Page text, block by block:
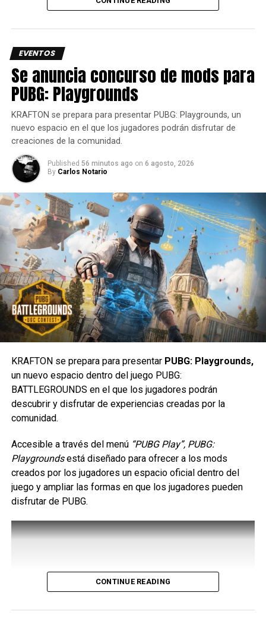
en el Reach y más. Juego competitivo robusto y nuevas
lasactualizacionesfuturas de Wildgate.
Wildgate es una entretenida propuestra que debes de
tener en la mira si eres fan de los FPS.
Siguenos en todas nuestrasredes sociales
enterado de lo más atractivo del mundo geek, además
suscríbete a nuestro canal deYoutubeypodcast
comments
RELATED TOPICS: CONTENIDO FPS
ROADMAP
WILDGATE
UP NEXT
Razer DeathAdder V4 Pro, Rendimiento y
Estilo de Vanguardia.
DON'T MISS
TWISTED METAL lanza nuevo trailer de su
segunda temporada
Esta historia surge de la aclamada etapa de Infernal
realizada por Johnson y Nic Klein, en la que una antigua
entidad maligna conocida como “The Eldest” (El
Primigenio) ha tomado el control del ser más fuerte que
existe.
Antes de que estalleHulk Warel próximo año, la saga
cobrará intensidad a través de una serie de cuatro
números únicos deInfernal Hulk vs..
En los que el Infernal Hulk arrasará con los mayores
héroes de Marvel en su camino para conquistar el
Universo Marvel.
Escritos por Johnson y con la participación de un elenco
EVENTOS
Se anuncia concurso de mods para
PUBG: Playgrounds
KRAFTON se prepara para presentar PUBG: Playgrounds, un
nuevo espacio en el que los jugadores podrán disfrutar de
creaciones de la comunidad.
Published 56 minutos ago on 6 agosto, 2026
By Carlos Notario
KRAFTON se prepara para presentarPUBG: Playgrounds,
un nuevo espacio dentro del juego PUBG:
BATTLEGROUNDS en el que los jugadores podrán
descubrir y disfrutar de experiencias creadas por la
comunidad.
Accesible a través del menú “PUBG Play”, PUBG:
Playgroundsestá diseñado para ofrecer a los mods
creados por los jugadores un espacio oficial dentro del
juego y ampliar las formas en que los jugadores pueden
disfrutar de PUBG.
CONTINUE READING